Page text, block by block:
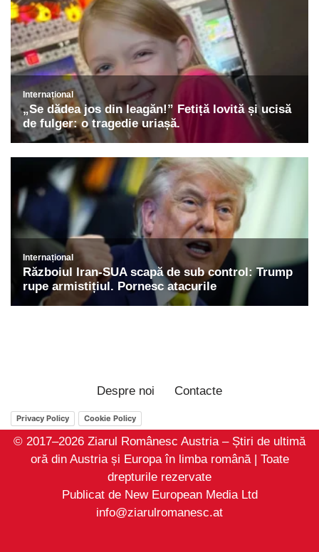
Despre noi Contacte
Privacy Policy Cookie Policy
© 2017–2026 Ziarul Românesc Austria – Știri de ultimă
oră din Austria și Europa în limba română | Toate
drepturile rezervate
Publicat de New European Media Ltd
info@ziarulromanesc.at